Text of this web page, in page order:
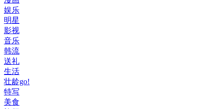
娱乐
明星
影视
音乐
韩流
送礼
生活
壮龄go!
特写
美食